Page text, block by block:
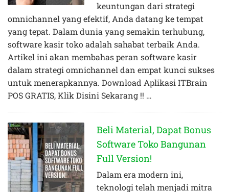
keuntungan dari strategi
omnichannel yang efektif, Anda datang ke tempat
yang tepat. Dalam dunia yang semakin terhubung,
software kasir toko adalah sahabat terbaik Anda.
Artikel ini akan membahas peran software kasir
dalam strategi omnichannel dan empat kunci sukses
untuk menerapkannya. Download Aplikasi ITBrain
POS GRATIS, Klik Disini Sekarang !! …
Beli Material, Dapat Bonus
Software Toko Bangunan
Full Version!
Dalam era modern ini,
teknologi telah menjadi mitra